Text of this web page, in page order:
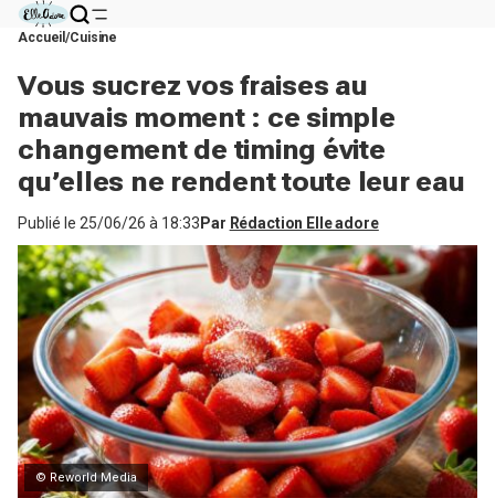
Accueil Cuisine
Vous sucrez vos fraises au
mauvais moment : ce simple
changement de timing évite
qu’elles ne rendent toute leur eau
Publié le 25/06/26 à 18:33 Par Rédaction Elle adore
© Reworld Media